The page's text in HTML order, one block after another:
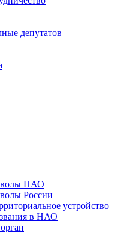
депутатов
НАО
России
устройство
в НАО